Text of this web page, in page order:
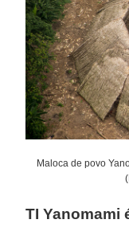
Maloca de povo
TI Yanomami